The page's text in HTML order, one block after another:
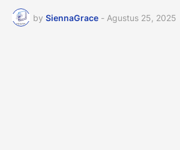
by SiennaGrace - Agustus 25, 2025